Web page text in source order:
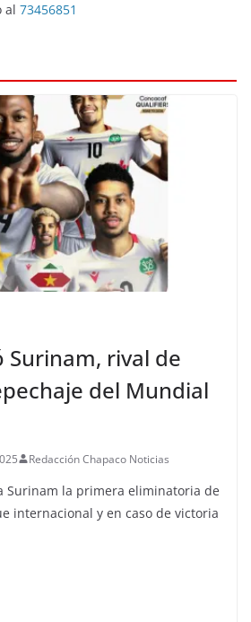
al 73456851
Surinam, rival de
del Mundial
Redacción Chapaco Noticias
Surinam la primera eliminatoria de
internacional y en caso de victoria